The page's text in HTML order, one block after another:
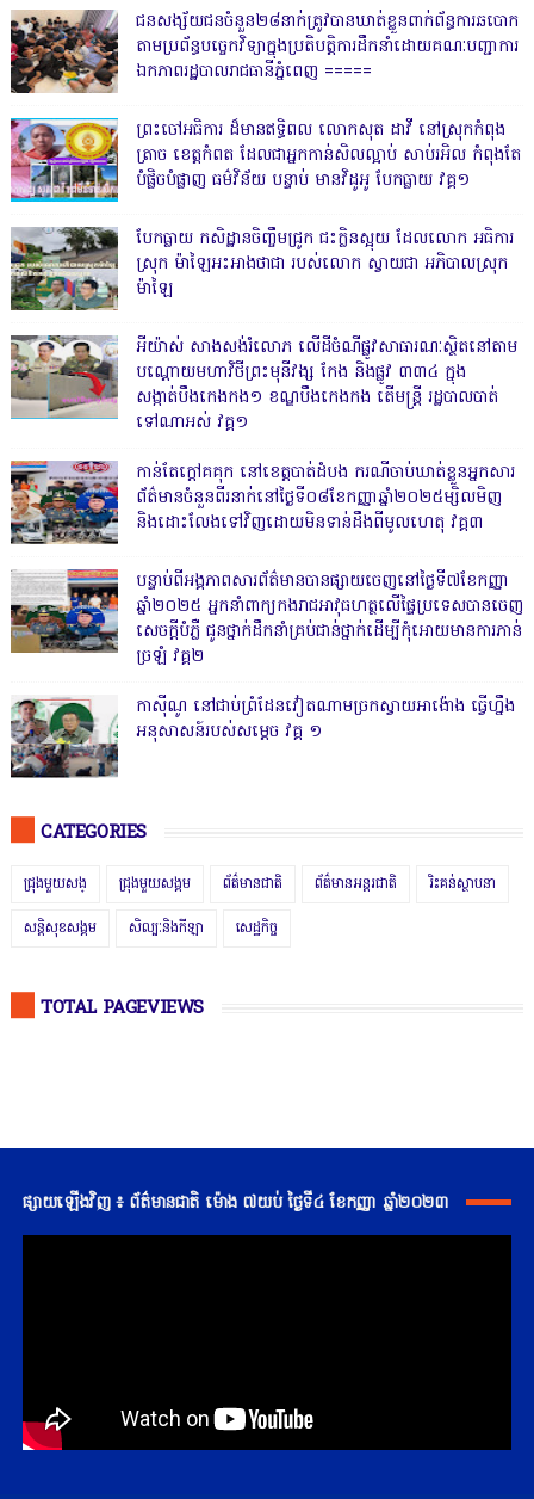
ជនសង្ស័យជនចំនួន២៨នាក់ត្រូវបានឃាត់ខ្លួនពាក់ព័ន្ធការឆបោក
តាមប្រព័ន្ធបច្ចេកវិទ្យាក្នុងប្រតិបត្តិការដឹកនាំដោយគណៈបញ្ជាការ
ឯកភាពរដ្ឋបាលរាជធានីភ្នំពេញ ‎=====
ព្រះចៅអធិការ ដ៏មានឥទ្ធិពល លោកសុត ដាវី នៅស្រុកកំពុង
ត្រាច ខេត្តកំពត ដែលជាអ្នកកាន់សិលល្អាប់ សាប់រអិល កំពុងតែ
បំផ្លិចបំផ្លាញ ធម៌វិន័យ បន្ទាប់ មានវិដូអូ បែកធ្លាយ វគ្គ១
បែកធ្លាយ កសិដ្ឋានចិញ្ចឹមជ្រូក ជះក្លិនស្អុយ ដែលលោក អធិការ
ស្រុក ម៉ាឡៃអះអាងថាជា របស់លោក ស្វាយជា អភិបាលស្រុក
ម៉ាឡៃ
អីយ៉ាស់ សាងសង់រំលោភ លើដីចំណីផ្លូវសាធារណៈស្ថិតនៅតាម
បណ្ដោយមហាវិថីព្រះមុនីវង្ស កែង និងផ្លូវ ៣៣៤ ក្នុង
សង្កាត់បឹងកេងកង១ ខណ្ឌបឹងកេងកង តើមន្ត្រី រដ្ឋបាលបាត់
ទៅណាអស់ វគ្គ១
កាន់តែក្តៅគគុក នៅខេត្តបាត់ដំបង ករណីចាប់ឃាត់ខ្លួនអ្នកសារ
ព័ត៌មានចំនួនពីរនាក់នៅថ្ងៃទី០៨ខែកញ្ញាឆ្នាំ២០២៥ម្សិលមិញ
និងដោះលែងទៅវិញដោយមិនទាន់ដឹងពីមូលហេតុ វគ្គ៣
បន្ទាប់ពីអង្គភាពសារព័ត៌មានបានផ្សាយចេញនៅថ្ងៃទី៧ខែកញ្ញា
ឆ្នាំ២០២៥ អ្នកនាំពាក្យកងរាជអាវុធហត្ថលើផ្ទៃប្រទេសបានចេញ
សេចក្តីបំភ្លឺ ជូនថ្នាក់ដឹកនាំគ្រប់ជាន់ថ្នាក់ដើម្បីកុំអោយមានការភាន់
ច្រឡំ វគ្គ២
កាសុីណូ នៅជាប់ព្រំដែនវៀតណាមច្រកស្វាយអាង៉ោង ធ្វើហ្នឹង
អនុសាសន៍របស់សម្ដេច វគ្គ ១
CATEGORIES
ជ្រុងមួយសង្ ជ្រុងមួយសង្គម ព័ត៌មានជាតិ ព័ត៌មានអន្តរជាតិ រិះគន់ស្ថាបនា
សន្តិសុខសង្គម សិល្បៈនិងកីឡា សេដ្ឋកិច្ច
TOTAL PAGEVIEWS
ផ្សាយឡើងវិញ ៖ ព័ត៌មានជាតិ ម៉ោង ៧យប់ ថ្ងៃទី៤ ខែកញ្ញា ឆ្នាំ២០២៣